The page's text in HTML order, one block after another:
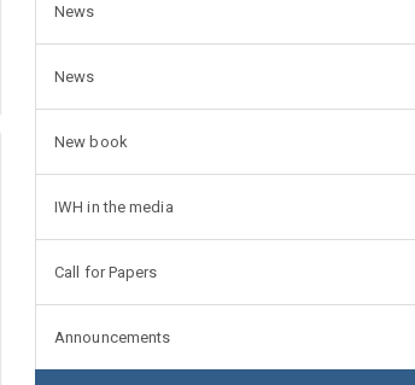
News
News
New book
IWH in the media
Call for Papers
Announcements